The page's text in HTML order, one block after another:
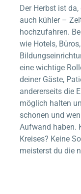
Der Herbst ist
auch kühler –
hochzufahren.
wie Hotels,
eine wichtige
deiner Gäste,
andererseits die
möglich halten
schonen und
Aufwand haben.
Kreises? Keine
meisterst du die